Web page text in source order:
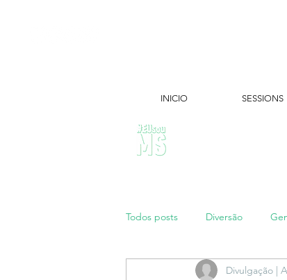
Todos posts Diversão
Papo de Mãe Divulgação |
INICIO SESSIONS